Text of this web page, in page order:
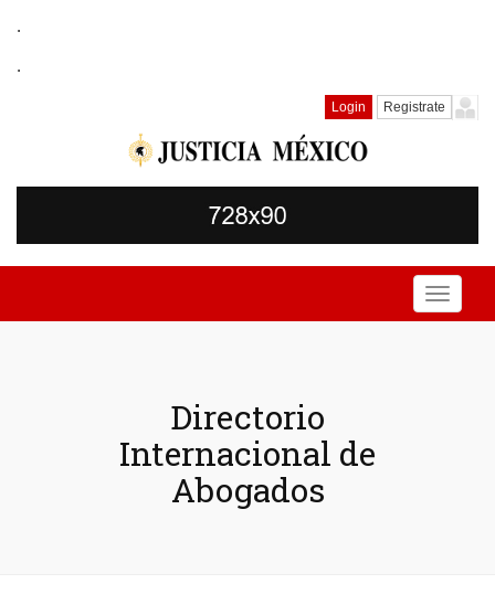
.
.
Login Registrate
Toggle
Directorio
Internacional de
Abogados